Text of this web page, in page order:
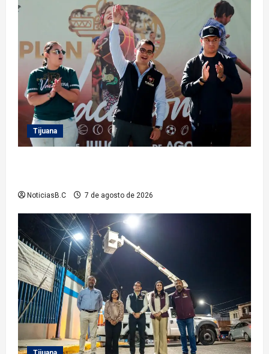
Tijuana
NoticiasB.C 7 de agosto de 2026